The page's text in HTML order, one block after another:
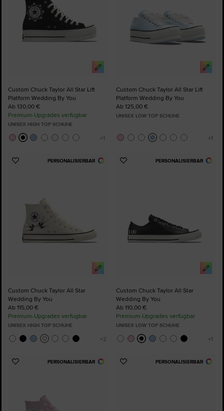
Custom Chuck Taylor All Star Lift
Platform Wedding By You
Ab 130,00 €
Premium-Upgrades verfügbar
UNISEX HIGH TOP SCHUHE
Custom Chuck Taylor All Star Lift
Platform Wedding By You
Ab 125,00 €
UNISEX LOW TOP SCHUHE
PERSONALISIERBAR
Zu
Custom Chuck Taylor All Star
Wedding By You
Ab 115,00 €
Premium-Upgrades verfügbar
UNISEX HIGH TOP SCHUHE
PERSONALISIERBAR
Zu
Custom Chuck Taylor All Star
Wedding By You
Ab 110,00 €
Premium-Upgrades verfügbar
UNISEX LOW TOP SCHUHE
PERSONALISIERBAR
Zu
PERSONALISIERBAR
Zu